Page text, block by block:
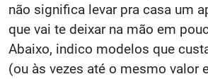
não significa levar pra casa um
que vai te deixar na mão em
Abaixo, indico modelos que
(ou às vezes até o mesmo valor